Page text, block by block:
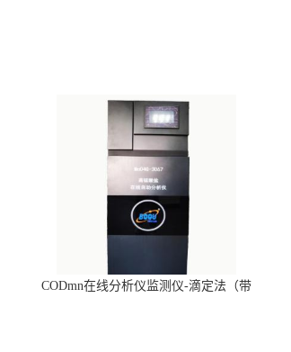
CODmn在线分析仪监测仪-滴定法（带